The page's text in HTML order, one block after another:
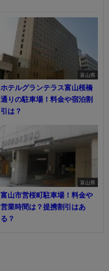
富山県
ホテルグランテラス富山桜橋
通りの駐車場！料金や宿泊割
引は？
富山県
富山市営桜町駐車場！料金や
営業時間は？提携割引はあ
る？